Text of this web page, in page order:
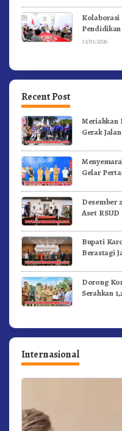
Kolaborasi
31/01/2026
Recent Post
Meriahkan
Gerak
Gelar
Desember
Aset
Bupati
Berastagi
Dorong
Serahkan
Internasional